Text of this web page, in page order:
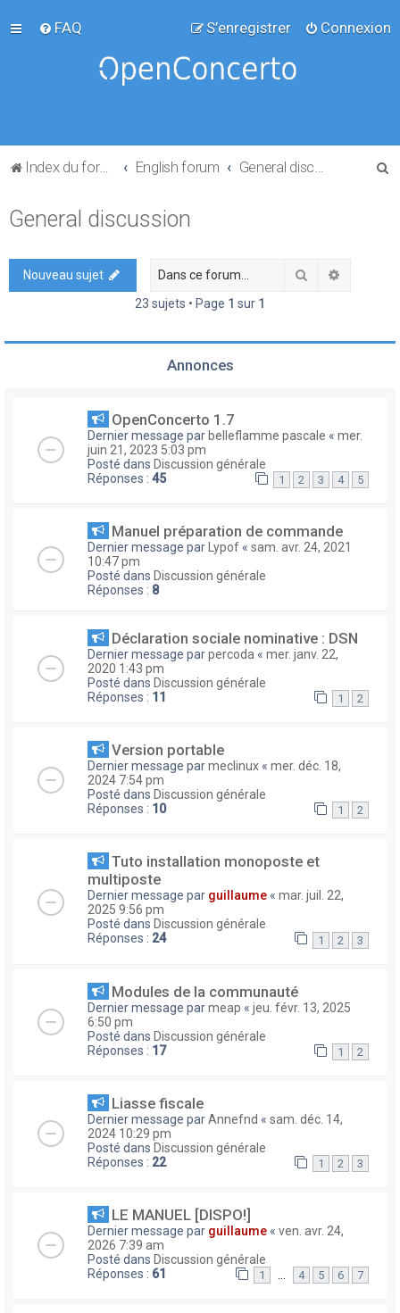
FAQ Connexion
S’enregistrer
Index du forum English forum
h
General discussion
Nouveau sujet Rechercher
23 sujets • Page 1 sur 1
Annonces
OpenConcerto 1.7
Dernier message par belleflamme pascale « mer.
juin 21, 2023 5:03 pm
Posté dans Discussion générale
Réponses : 45 1 2 3 4 5
Manuel préparation de commande
Dernier message par Lypof « sam. avr. 24, 2021
10:47 pm
Posté dans Discussion générale
Réponses : 8
Déclaration sociale nominative : DSN
Dernier message parpercoda « mer. janv. 22,
2020 1:43 pm
Posté dans Discussion générale
Réponses : 11 1 2
Version portable
Dernier message parmeclinux « mer. déc. 18,
2024 7:54 pm
Posté dans Discussion générale
Réponses : 10 1 2
Tuto installation monoposte et
multiposte
Dernier message par guillaume « mar. juil. 22,
2025 9:56 pm
Posté dans Discussion générale
Réponses : 24 1 2 3
Modules de la communauté
Dernier message parmeap « jeu. févr. 13, 2025
6:50 pm
Posté dans Discussion générale
Réponses : 17 1 2
Liasse fiscale
Dernier message parAnnefnd « sam. déc. 14,
2024 10:29 pm
Posté dans Discussion générale
Réponses : 22 1 2 3
LE MANUEL [DISPO!]
Dernier message par guillaume « ven. avr. 24,
2026 7:39 am
Posté dans Discussion générale
Réponses : 61 1 … 4 5 6 7